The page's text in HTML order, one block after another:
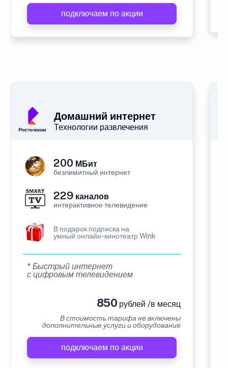
подключаем по акции
Домашний интернет
Технологии развлечения
200 МБит
безлимитный интернет
229 каналов
интерактивное телевидение
В подарок подписка на
умный онлайн-кинотеатр Wink
* Быстрый интернет
с цифровым телевидением
850 рублей /в месяц
В стоимость тарифа не включены
дополнительные услуги и оборудование
подключаем по акции